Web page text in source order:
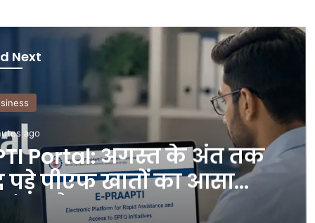
Next
International
ट्रम्प की सुरक्षा में
फ्लाइट, FAA ने जांच शुरू
NEWS